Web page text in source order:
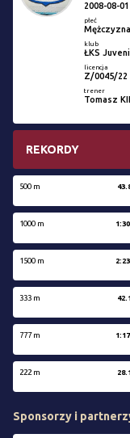
2008-08-01
płeć
Mężczyzna
klub
ŁKS
licencja
Z/0045/22
trener
Tomasz
REKORDY
500 m
1000 m
1500 m
333 m
777 m
222 m
Sponsorzy i